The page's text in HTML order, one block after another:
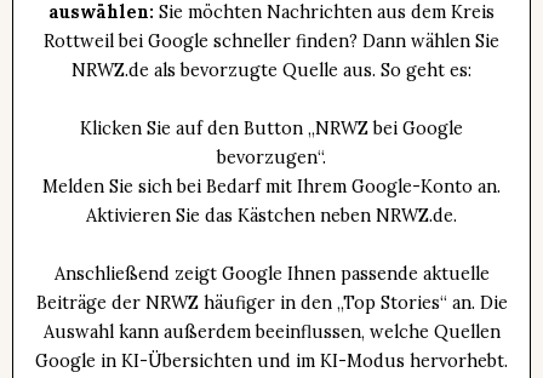
auswählen: Sie möchten Nachrichten aus dem Kreis
Rottweil bei Google schneller finden? Dann wählen Sie
NRWZ.de als bevorzugte Quelle aus. So geht es:
Klicken Sie auf den Button „NRWZ bei Google
bevorzugen“.
Melden Sie sich bei Bedarf mit Ihrem Google-Konto an.
Aktivieren Sie das Kästchen neben NRWZ.de.
Anschließend zeigt Google Ihnen passende aktuelle
Beiträge der NRWZ häufiger in den „Top Stories“ an. Die
Auswahl kann außerdem beeinflussen, welche Quellen
Google in KI-Übersichten und im KI-Modus hervorhebt.